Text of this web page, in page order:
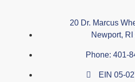
20 Dr. Marcus
Newport,
Phone: 401-
EIN 05-